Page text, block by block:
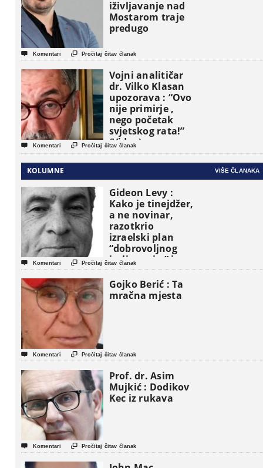
iživljavanje nad
Mostarom traje
predugo
 Komentari  Pročitaj čitav članak
Vojni analitičar
dr. Vilko Klasan
upozorava : “Ovo
nije primirje ,
nego početak
svjetskog rata!”
(Video)
 Komentari  Pročitaj čitav članak
KOLUMNE VIŠE ČLANAKA
Gideon Levy :
Kako je tinejdžer,
a ne novinar,
razotkrio
izraelski plan
“dobrovoljnog
iseljavanja ” iz
Gaze
 Komentari  Pročitaj čitav članak
Gojko Berić : Ta
mračna mjesta
 Komentari  Pročitaj čitav članak
Prof. dr. Asim
Mujkić : Dodikov
Kec iz rukava
 Komentari  Pročitaj čitav članak